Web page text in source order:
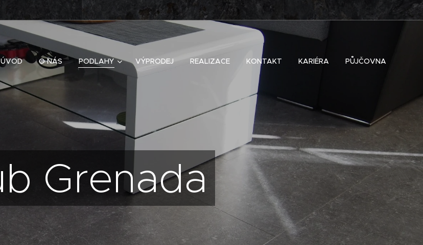
ÚVOD O NÁS PODLAHY VÝPRODEJ REALIZACE KONTAKT KARIÉRA PŮJČOVNA
Grenada